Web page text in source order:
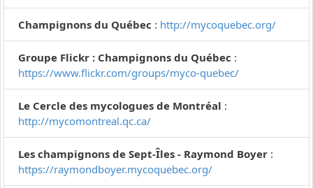
Champignons du Québec : http://mycoquebec.org/
Groupe Flickr : Champignons du Québec :
https://www.flickr.com/groups/myco-quebec/
Le Cercle des mycologues de Montréal :
http://mycomontreal.qc.ca/
Les champignons de Sept-Îles - Raymond Boyer :
https://raymondboyer.mycoquebec.org/